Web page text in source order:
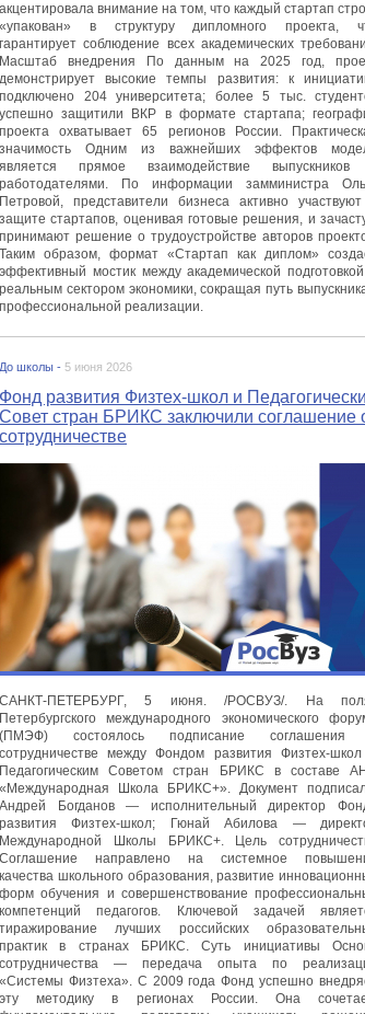
акцентировала внимание на том, что каждый стартап
«упакован» в структуру дипломного проекта,
гарантирует соблюдение всех академических
Масштаб внедрения По данным на 2025 год,
демонстрирует высокие темпы развития: к
подключено 204 университета; более 5 тыс.
успешно защитили ВКР в формате стартапа;
проекта охватывает 65 регионов России.
значимость Одним из важнейших эффектов
является прямое взаимодействие
работодателями. По информации замминистра
Петровой, представители бизнеса активно
защите стартапов, оценивая готовые решения, и
принимают решение о трудоустройстве авторов
Таким образом, формат «Стартап как диплом»
эффективный мостик между академической
реальным сектором экономики, сокращая путь
профессиональной реализации.
До школы - 5 июня 2026
Фонд развития Физтех-школ и
Совет стран БРИКС заключили соглашение
сотрудничестве
САНКТ-ПЕТЕРБУРГ, 5 июня. /РОСВУЗ/. На
Петербургского международного экономического
(ПМЭФ) состоялось подписание
сотрудничестве между Фондом развития Физтех-
Педагогическим Советом стран БРИКС в составе
«Международная Школа БРИКС+». Документ
Андрей Богданов — исполнительный директор
развития Физтех-школ; Гюнай Абилова —
Международной Школы БРИКС+. Цель
Соглашение направлено на системное
качества школьного образования, развитие
форм обучения и совершенствование
компетенций педагогов. Ключевой задачей
тиражирование лучших российских
практик в странах БРИКС. Суть инициативы
сотрудничества — передача опыта по
«Системы Физтеха». С 2009 года Фонд успешно
эту методику в регионах России. Она